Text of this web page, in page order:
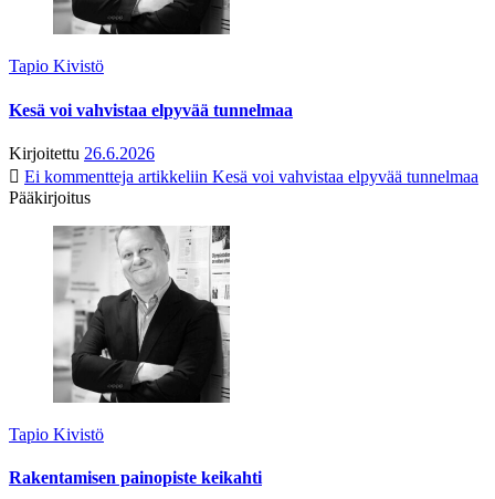
Tapio Kivistö
Kesä voi vahvistaa elpyvää tunnelmaa
Kirjoitettu 26.6.2026
Ei kommentteja artikkeliin Kesä voi vahvistaa elpyvää tunnelmaa
Pääkirjoitus
Tapio Kivistö
Rakentamisen painopiste keikahti